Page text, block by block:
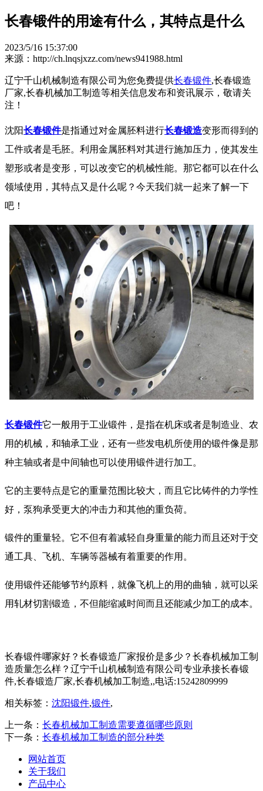
长春锻件的用途有什么，其特点是什么
2023/5/16 15:37:00
来源：http://ch.lnqsjxzz.com/news941988.html
辽宁千山机械制造有限公司为您免费提供长春锻件,长春锻造
厂家,长春机械加工制造等相关信息发布和资讯展示，敬请关
注！
沈阳长春锻件是指通过对金属胚料进行长春锻造变形而得到的
工件或者是毛胚。利用金属胚料对其进行施加压力，使其发生
塑形或者是变形，可以改变它的机械性能。那它都可以在什么
领域使用，其特点又是什么呢？今天我们就一起来了解一下
吧！
长春锻件它一般用于工业锻件，是指在机床或者是制造业、农
用的机械，和轴承工业，还有一些发电机所使用的锻件像是那
种主轴或者是中间轴也可以使用锻件进行加工。
它的主要特点是它的重量范围比较大，而且它比铸件的力学性
好，泵狗承受更大的冲击力和其他的重负荷。
锻件的重量轻。它不但有着减轻自身重量的能力而且还对于交
通工具、飞机、车辆等器械有着重要的作用。
使用锻件还能够节约原料，就像飞机上的用的曲轴，就可以采
用轧材切割锻造，不但能缩减时间而且还能减少加工的成本。
长春锻件哪家好？长春锻造厂家报价是多少？长春机械加工制
造质量怎么样？辽宁千山机械制造有限公司专业承接长春锻
件,长春锻造厂家,长春机械加工制造,,电话:15242809999
相关标签： 沈阳锻件,锻件,
上一条： 长春机械加工制造需要遵循哪些原则
下一条： 长春机械加工制造的部分种类
网站首页
关于我们
产品中心